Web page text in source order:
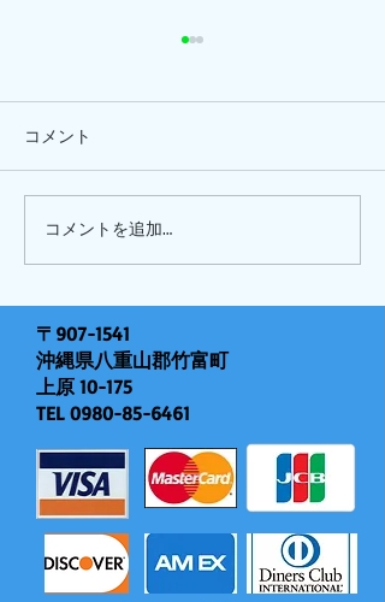
ピナイ半日+釣りツアー
コメント
コメントを追加…
〒907-1541
沖縄県八重山郡竹富町
上原 10-175
TEL 0980-85-6461